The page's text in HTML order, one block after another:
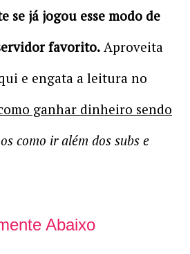
se já jogou esse modo de
favorito. Aproveita
e engata a leitura no
ganhar dinheiro sendo
como ir além dos subs e
Abaixo